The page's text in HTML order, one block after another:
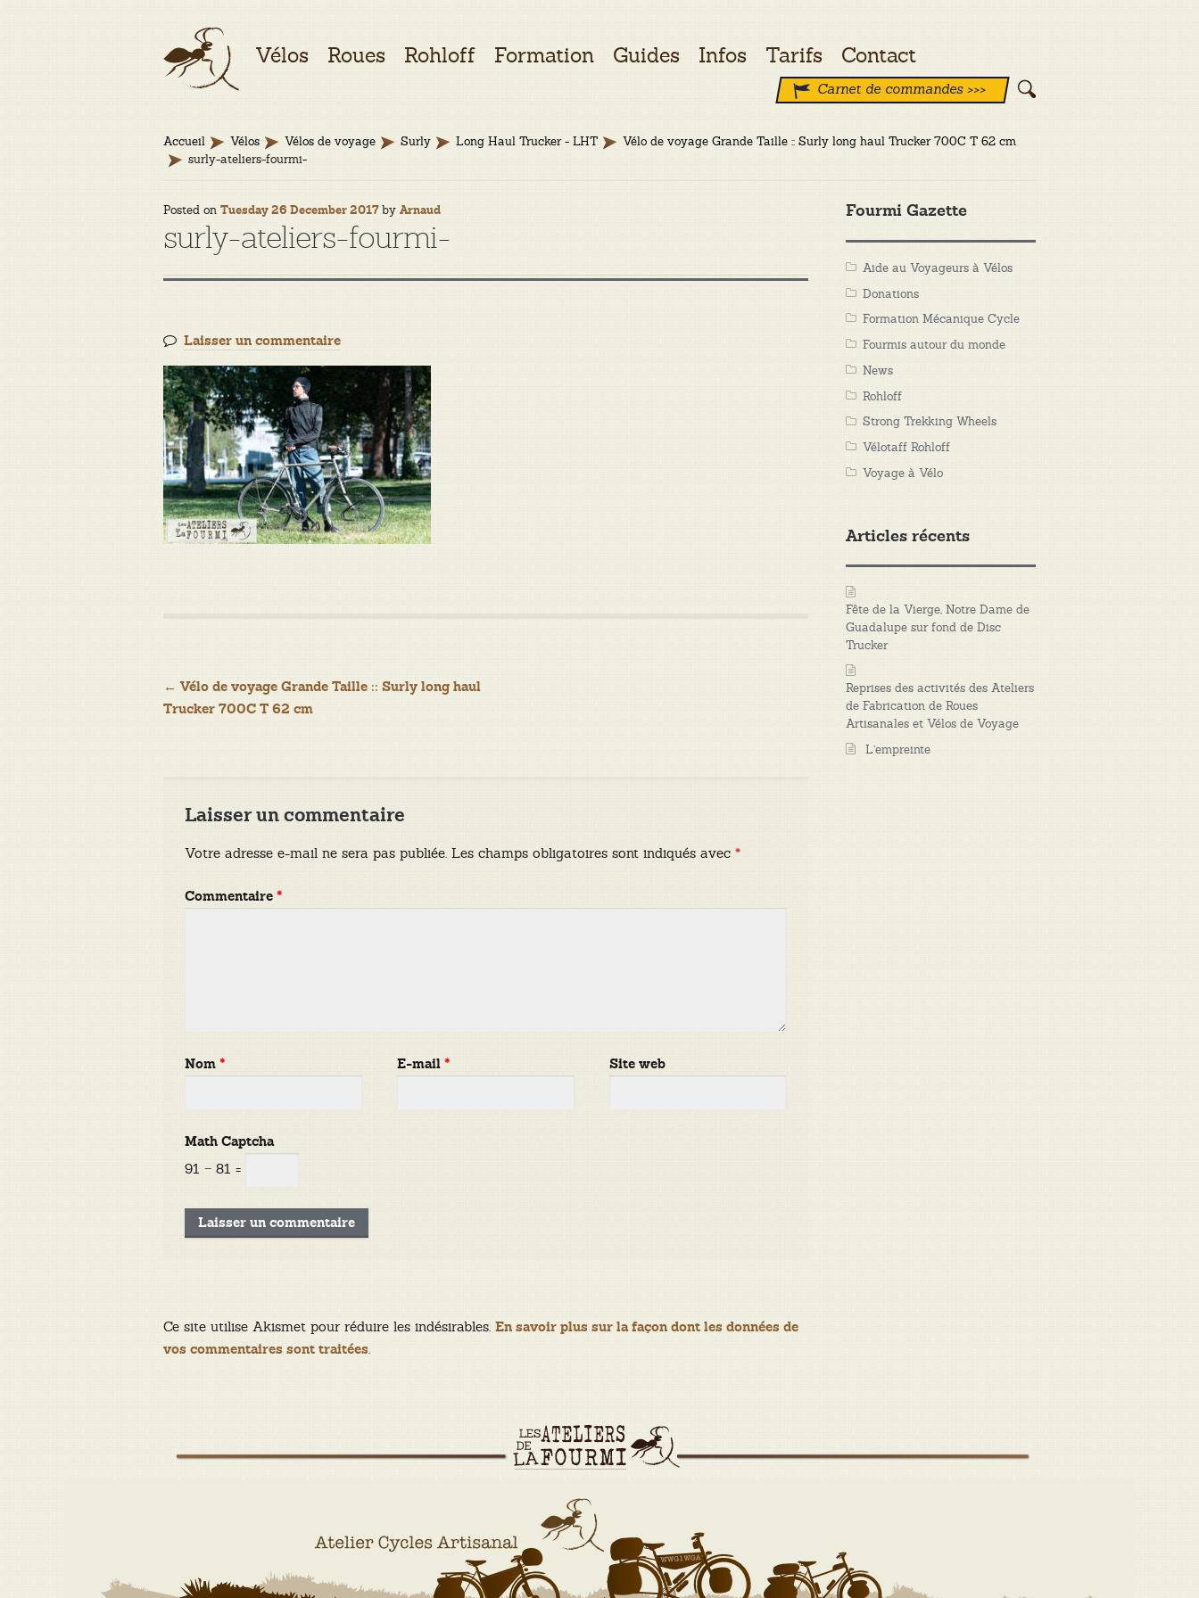
Aller
Aller
au
Vélos Roues Rohloff Formation Guides Infos Tarifs Contact
Carnet de commandes >>>
Accueil Vélos Vélos de voyage Surly Long Haul Trucker - LHT
Vélo de voyage Grande Taille :: Surly long haul Trucker 700C T 62 cm
surly-ateliers-fourmi-
Posted onTuesday 26 December 2017byArnaud
surly-ateliers-fourmi-
Laisser un commentaire
Navigation
← Vélo de voyage Grande Taille :: Surly long haul
Trucker 700C T 62 cm
Laisser un commentaire
Votre adresse e-mail ne sera pas publiée. Les champs obligatoires sont indiqués avec*
Commentaire*
Nom* E-mail* Site web
Math Captcha
91 − 81 =
Ce site utilise Akismet pour réduire les indésirables.En savoir plus sur la façon dont les données de
vos commentaires sont traitées.
Fourmi Gazette
Aide au Voyageurs à Vélos
Donations
Formation Mécanique Cycle
Fourmis autour du monde
News
Rohloff
Strong Trekking Wheels
Vélotaff Rohloff
Voyage à Vélo
Articles récents
Fête de la Vierge, Notre Dame de
Guadalupe sur fond de Disc
Trucker
Reprises des activités des Ateliers
de Fabrication de Roues
Artisanales et Vélos de Voyage
L’empreinte